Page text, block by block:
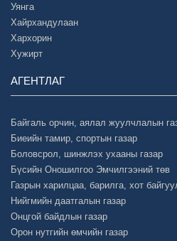
Уянга
Хайрхандулаан
Хархорин
Хужирт
АГЕНТЛАГ
Байгаль орчин, аялал жуулчлалын
Биеийн тамир, спортын газар
Боловсрол, шинжлэх ухааны газар
Бүсийн Оношилгоо Эмчилгээний төв
Газрын харилцаа, барилга, хот
Нийгмийн даатгалын газар
Онцгой байдлын газар
Орон нутгийн өмчийн газар